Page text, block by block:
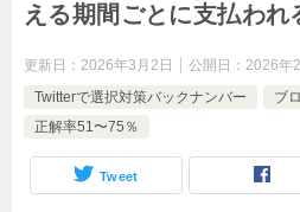
える期間ごとに支払われ
更新日： 2026年3月2日 公開日： 2026年
Twitterで選択対策バックナンバー
ブ
正解率51〜75％
Tweet